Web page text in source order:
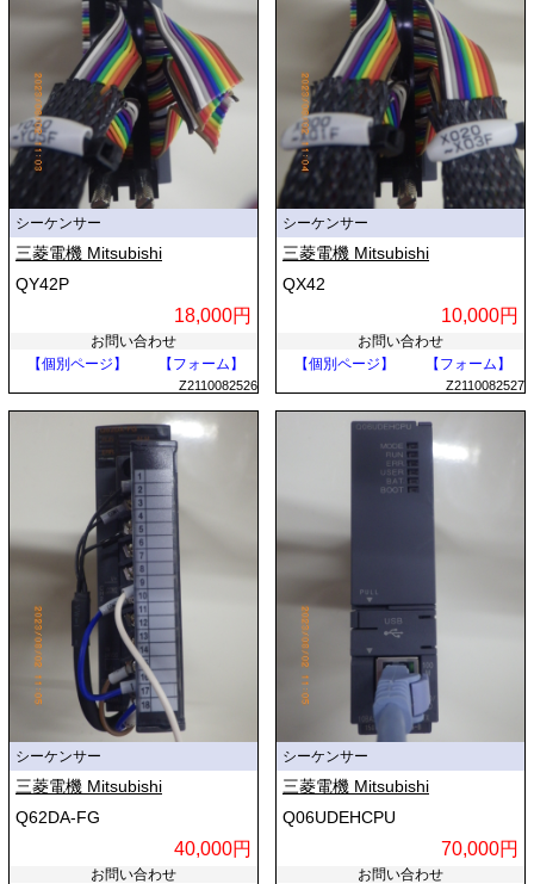
シーケンサー
三菱電機 Mitsubishi
QY42P
18,000円
お問い合わせ
【個別ページ】
【フォーム】
Z2110082526
シーケンサー
三菱電機 Mitsubishi
QX42
10,000円
お問い合わせ
【個別ページ】
【フォーム】
Z2110082527
シーケンサー
三菱電機 Mitsubishi
Q62DA-FG
40,000円
お問い合わせ
シーケンサー
三菱電機 Mitsubishi
Q06UDEHCPU
70,000円
お問い合わせ